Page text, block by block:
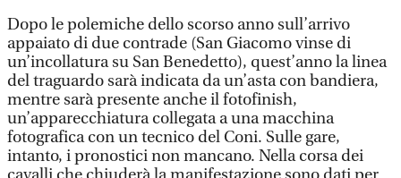
Dopo le polemiche dello scorso anno sull’arrivo
appaiato di due contrade (San Giacomo vinse di
un’incollatura su San Benedetto), quest’anno la linea
del traguardo sarà indicata da un’asta con bandiera,
mentre sarà presente anche il fotofinish,
un’apparecchiatura collegata a una macchina
fotografica con un tecnico del Coni. Sulle gare,
intanto, i pronostici non mancano. Nella corsa dei